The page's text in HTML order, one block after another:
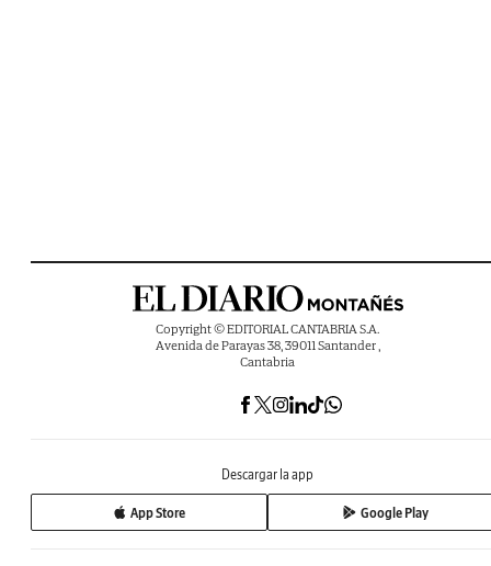
Copyright © EDITORIAL CANTABRIA S.A.
Avenida de Parayas 38, 39011 Santander ,
Cantabria
Descargar la app
App Store Google Play